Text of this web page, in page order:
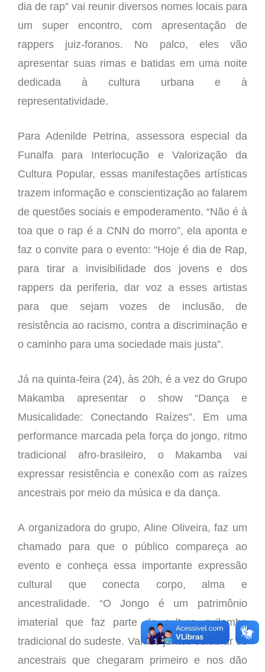
dia de rap” vai reunir diversos nomes locais para
um super encontro, com apresentação de
rappers juiz-foranos. No palco, eles vão
apresentar suas rimas e batidas em uma noite
dedicada à cultura urbana e à
representatividade.
Para Adenilde Petrina, assessora especial da
Funalfa para Interlocução e Valorização da
Cultura Popular, essas manifestações artísticas
trazem informação e conscientização ao falarem
de questões sociais e empoderamento. “Não é à
toa que o rap é a CNN do morro”, ela aponta e
faz o convite para o evento: “Hoje é dia de Rap,
para tirar a invisibilidade dos jovens e dos
rappers da periferia, dar voz a esses artistas
para que sejam vozes de inclusão, de
resistência ao racismo, contra a discriminação e
o caminho para uma sociedade mais justa”.
Já na quinta-feira (24), às 20h, é a vez do Grupo
Makamba apresentar o show “Dança e
Musicalidade: Conectando Raízes”. Em uma
performance marcada pela força do jongo, ritmo
tradicional afro-brasileiro, o Makamba vai
expressar resistência e conexão com as raízes
ancestrais por meio da música e da dança.
A organizadora do grupo, Aline Oliveira, faz um
chamado para que o público compareça ao
evento e conheça essa importante expressão
cultural que conecta corpo, alma e
ancestralidade. “O Jongo é um patrimônio
imaterial que faz parte da cultura quilombo
tradicional do sudeste. Vamos juntos celebrar os
ancestrais que chegaram primeiro e nos dão